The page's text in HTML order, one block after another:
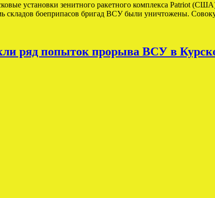
установки зенитного ракетного комплекса Patriot
складов боеприпасов бригад ВСУ были уничтожены.
ряд попыток прорыва ВСУ в